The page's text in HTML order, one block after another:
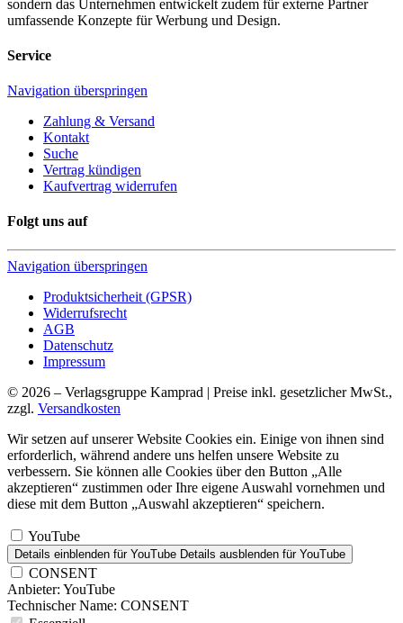
sondern das Unternehmen entwickelt zudem für externe Partner
umfassende Konzepte für Werbung und Design.
Service
Navigation überspringen
Zahlung & Versand
Kontakt
Suche
Vertrag kündigen
Kaufvertrag widerrufen
Folgt uns auf
Navigation überspringen
Produktsicherheit (GPSR)
Widerrufsrecht
AGB
Datenschutz
Impressum
© 2026 – Verlagsgruppe Kamprad | Preise inkl. gesetzlicher MwSt.,
zzgl. Versandkosten
Wir setzen auf unserer Website Cookies ein. Einige von ihnen sind
erforderlich, während andere uns helfen unsere Website zu
verbessern. Sie können alle Cookies über den Button „Alle
akzeptieren“ zustimmen oder Ihre eigene Auswahl vornehmen und
diese mit dem Button „Auswahl akzeptieren“ speichern.
YouTube
Details einblenden für YouTube Details ausblenden für YouTube
CONSENT
Anbieter: YouTube
Technischer Name: CONSENT